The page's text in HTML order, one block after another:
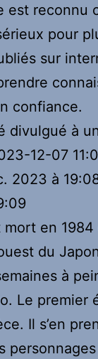
est reconnu
pour
sur
confiance.
divulgué à
12-07
2023 à
en 1984
du
à
Le premier
Il s’en